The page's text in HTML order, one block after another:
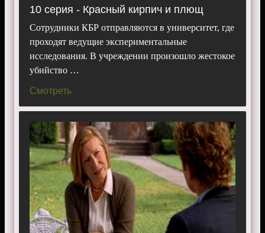
10 серия - Красный кирпич и плющ
Сотрудники КБР отправляются в университет, где
проходят ведущие экспериментальные
исследования. В учреждении произошло жестокое
убийство …
Смотреть